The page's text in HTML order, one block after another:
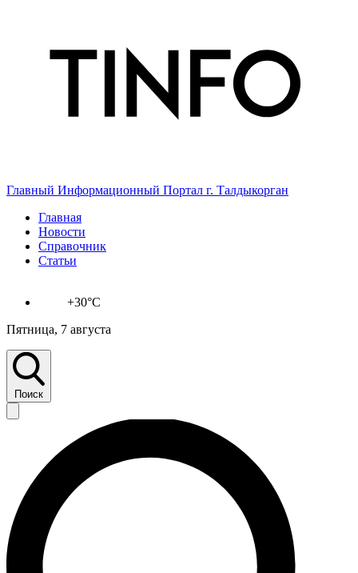
Главный Информационный Портал г. Талдыкорган
Главная
Новости
Справочник
Статьи
+30°C
Пятница, 7 августа
Поиск